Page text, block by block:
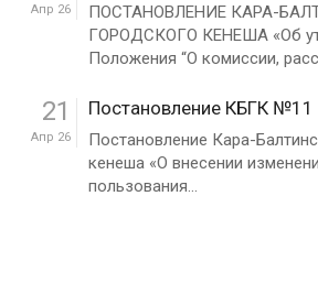
Апр 26
ПОСТАНОВЛЕНИЕ КАРА-
ГОРОДСКОГО КЕНЕША «Об
Положения “О комиссии,
21
Апр 26
Постановление КБГК №11
Постановление Кара-
кенеша «О внесении
пользования...